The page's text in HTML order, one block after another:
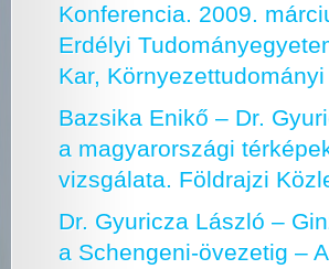
Konferencia. 2009.
Erdélyi
Kar,
Bazsika Enikő – Dr.
a magyarországi
vizsgálata. Földrajzi
Dr. Gyuricza László –
a Schengeni-övezetig –